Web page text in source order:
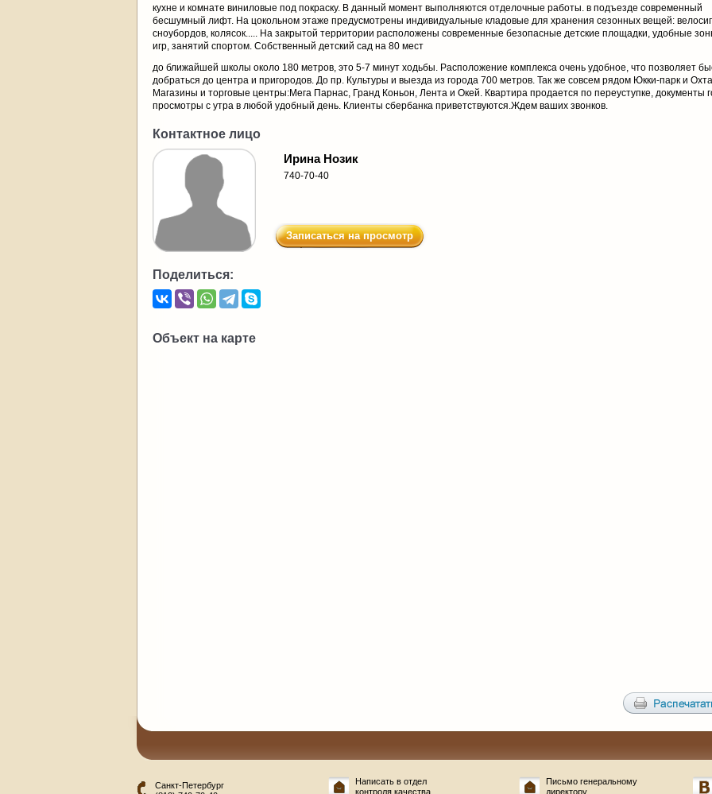
кухне и комнате виниловые под покраску. В данный момент выполняются отделочные работы. в подъезде современный
бесшумный лифт. На цокольном этаже предусмотрены индивидуальные кладовые для хранения сезонных вещей:
сноубордов, колясок..... На закрытой территории расположены современные безопасные детские площадки, удобные
игр, занятий спортом. Собственный детский сад на 80 мест
до ближайшей школы около 180 метров, это 5-7 минут ходьбы. Расположение комплекса очень удобное, что позволяет
добраться до центра и пригородов. До пр. Культуры и выезда из города 700 метров. Так же совсем рядом Юкки-парк и
Магазины и торговые центры:Мега Парнас, Гранд Коньон, Лента и Окей. Квартира продается по переуступке, документы
просмотры с утра в любой удобный день. Клиенты сбербанка приветствуются.Ждем ваших звонков.
Контактное лицо
Ирина Нозик
740-70-40
Записаться на просмотр
Поделиться:
Объект на карте
Санкт-Петербург
Написать в отдел
контроля качества
Письмо генеральному
директору